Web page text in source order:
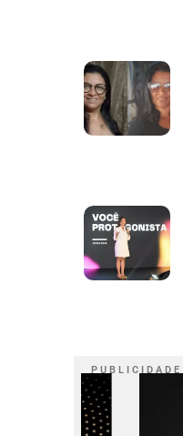
P U B L I C I D A D E